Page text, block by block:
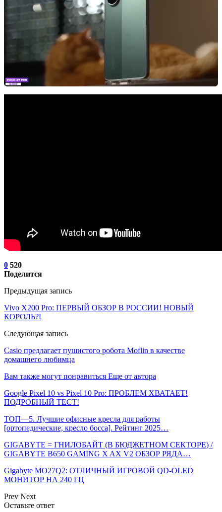
0 520
Поделится
Предыдущая запись
Vivo X200 Pro: ПЕРВЫЙ ОБЗОР В РОССИИ! НОВЫЙ
КОРОЛЬ?!
Следующая запись
Casio предлагает пушистого робота Moflin в качестве
домашнего любимца
Вам также могут понравиться Еще от автора
Google Pixel 10 vs Pixel 10 Pro: ПРОБЛЕМ ХВАТАЕТ!
ПОДРОБНЫЙ ТЕСТ!
ТОП—5. Лучшие офисные кресла для работы
[ортопедические, кресло босса]. Рейтинг 2025…
GIGABYTE = ГНИЛОБАЙТ (В БЮДЖЕТНОМ СЕКТОРЕ) /
GIGABYTE B650 GAMING X AX V2 ОБЗОР РЯДА…
Gigabyte MO27Q2: ОТЛИЧНЫЙ ИГРОВОЙ QD-OLED
МОНИТОР НА 240 ГЦ
Prev Next
Оставьте ответ